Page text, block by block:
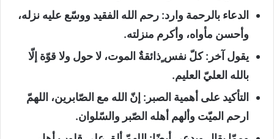
الدعاء بالرحمة وارد: رحم الله الفقيد ووسّع عليه نزله،
وأحسن مأواه، وأكرم منزلته.
يقول آخر: كلّ نفس ٍذائقةٌ الموت، لا حول ولا قوّة إلّا
بالله العليّ العليم.
التأكيد على أهمية الصبر: إنّ الله مع الصّابرين، اللهمّ
ارحم الميّت وألهم أهله الصّبر والسّلوان.